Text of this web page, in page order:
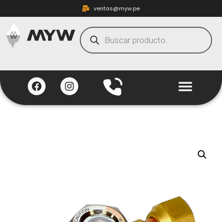
ventas@myw.pe